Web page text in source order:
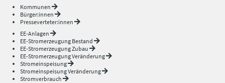
Kommunen
Bürger:innen
Presseverteter:innen
EE-Anlagen
EE-Stromerzeugung Bestand
EE-Stromerzeugung Zubau
EE-Stromerzeugung Veränderung
Stromeinspeisung
Stromeinspeisung Veränderung
Stromverbrauch